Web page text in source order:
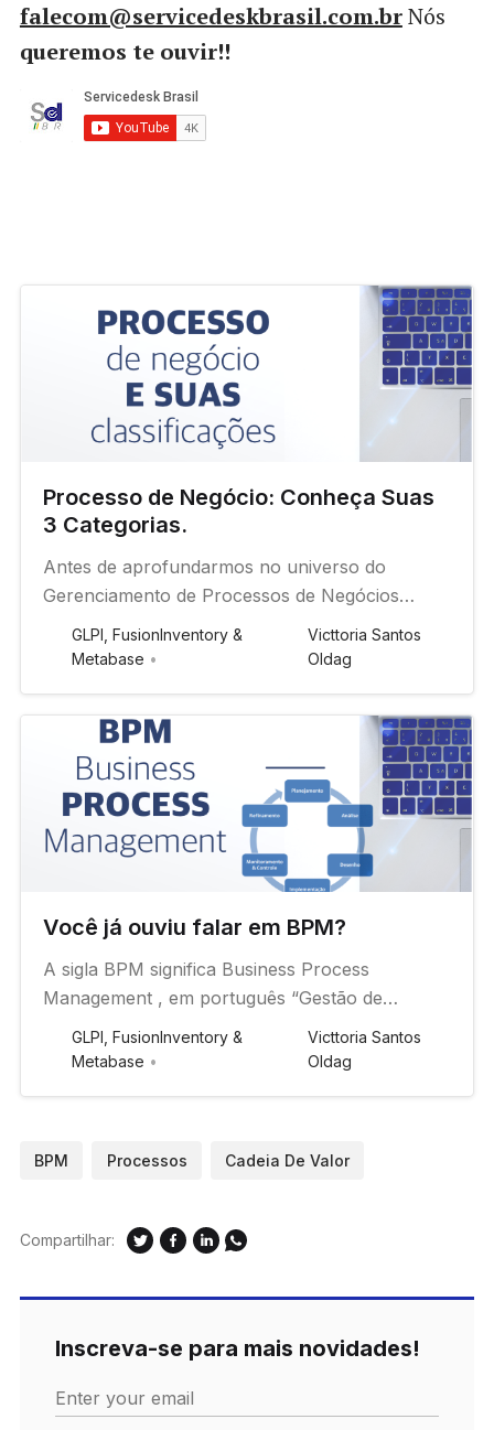
falecom@servicedeskbrasil.com.brNós
queremos te ouvir!!
Processo de Negócio: Conheça Suas
3 Categorias.
Antes de aprofundarmos no universo do
Gerenciamento de Processos de Negócios
(BPM), é fundamental que compreendamos o
que são os processos de negócios em si. Os
atividades ou tarefas cuidadosamente
organizados com o intuito de agregar valor ao
cliente final. Es…
GLPI, FusionInventory &
Metabase
Victtoria Santos
Oldag
Você já ouviu falar em BPM?
A sigla BPM significa Business Process
Management , em português “Gestão de
Processos de Negócios”. Essa abordagem tem
como objetivo principal tornar os processos
GLPI, FusionInventory &
Metabase
Victtoria Santos
Oldag
BPM Processos Cadeia De Valor
Compartilhar:
Inscreva-se para mais novidades!
Enter your email